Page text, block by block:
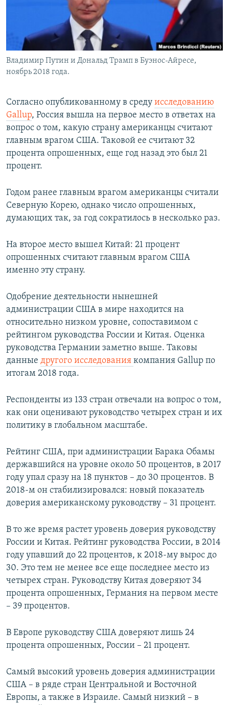
Владимир Путин и Дональд Трамп в Буэнос-Айресе,
ноябрь 2018 года.
Согласно опубликованному в среду исследованию
Gallup, Россия вышла на первое место в ответах на
вопрос о том, какую страну американцы считают
главным врагом США. Таковой ее считают 32
процента опрошенных, еще год назад это был 21
процент.
Годом ранее главным врагом американцы считали
Северную Корею, однако число опрошенных,
думающих так, за год сократилось в несколько раз.
На второе место вышел Китай: 21 процент
опрошенных считают главным врагом США
именно эту страну.
Одобрение деятельности нынешней
администрации США в мире находится на
относительно низком уровне, сопоставимом с
рейтингом руководства России и Китая. Оценка
руководства Германии заметно выше. Таковы
данные другого исследования компания Gallup по
итогам 2018 года.
Респонденты из 133 стран отвечали на вопрос о том,
как они оценивают руководство четырех стран и их
политику в глобальном масштабе.
Рейтинг США, при администрации Барака Обамы
державшийся на уровне около 50 процентов, в 2017
году упал сразу на 18 пунктов – до 30 процентов. В
2018-м он стабилизировался: новый показатель
доверия американскому руководству – 31 процент.
В то же время растет уровень доверия руководству
России и Китая. Рейтинг руководства России, в 2014
году упавший до 22 процентов, к 2018-му вырос до
30. Это тем не менее все еще последнее место из
четырех стран. Руководству Китая доверяют 34
процента опрошенных, Германия на первом месте
– 39 процентов.
В Европе руководству США доверяют лишь 24
процента опрошенных, России – 21 процент.
Самый высокий уровень доверия администрации
США – в ряде стран Центральной и Восточной
Европы, а также в Израиле. Самый низкий – в